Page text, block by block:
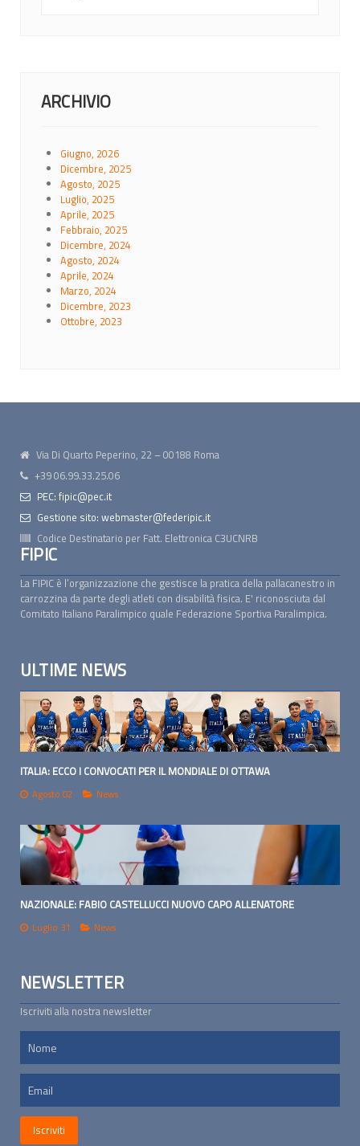
ARCHIVIO
Giugno, 2026
Dicembre, 2025
Agosto, 2025
Luglio, 2025
Aprile, 2025
Febbraio, 2025
Dicembre, 2024
Agosto, 2024
Aprile, 2024
Marzo, 2024
Dicembre, 2023
Ottobre, 2023
Via Di Quarto Peperino, 22 – 00188 Roma
+39 06.99.33.25.06
PEC: fipic@pec.it
Gestione sito: webmaster@federipic.it
Codice Destinatario per Fatt. Elettronica C3UCNRB
FIPIC
La FIPIC è l’organizzazione che gestisce la pratica della pallacanestro in
carrozzina da parte degli atleti con disabilità fisica. E' riconosciuta dal
Comitato Italiano Paralimpico quale Federazione Sportiva Paralimpica.
ULTIME NEWS
ITALIA: ECCO I CONVOCATI PER IL MONDIALE DI OTTAWA
Agosto 02 News
NAZIONALE: FABIO CASTELLUCCI NUOVO CAPO ALLENATORE
Luglio 31 News
NEWSLETTER
Iscriviti alla nostra newsletter